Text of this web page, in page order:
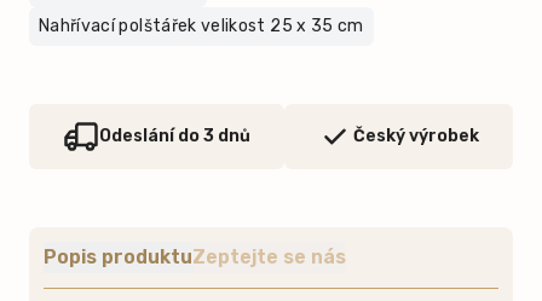
Nahřívací polštářek velikost 25 x 35 cm
Odeslání do 3 dnů Český výrobek
Popis produktuZeptejte se nás